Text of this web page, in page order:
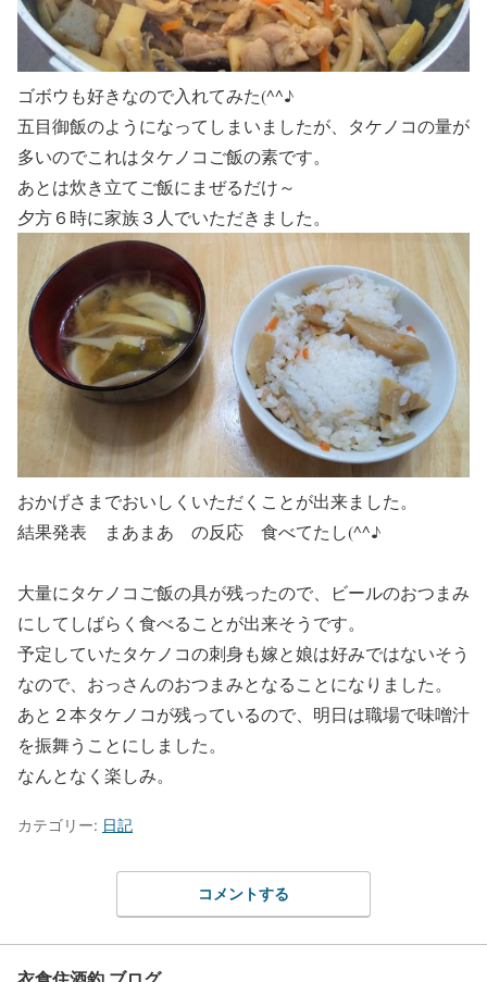
ゴボウも好きなので入れてみた(^^♪
五目御飯のようになってしまいましたが、タケノコの量が
多いのでこれはタケノコご飯の素です。
あとは炊き立てご飯にまぜるだけ～
夕方６時に家族３人でいただきました。
おかげさまでおいしくいただくことが出来ました。
結果発表 まあまあ の反応 食べてたし(^^♪
大量にタケノコご飯の具が残ったので、ビールのおつまみ
にしてしばらく食べることが出来そうです。
予定していたタケノコの刺身も嫁と娘は好みではないそう
なので、おっさんのおつまみとなることになりました。
あと２本タケノコが残っているので、明日は職場で味噌汁
を振舞うことにしました。
なんとなく楽しみ。
カテゴリー: 日記
コメントする